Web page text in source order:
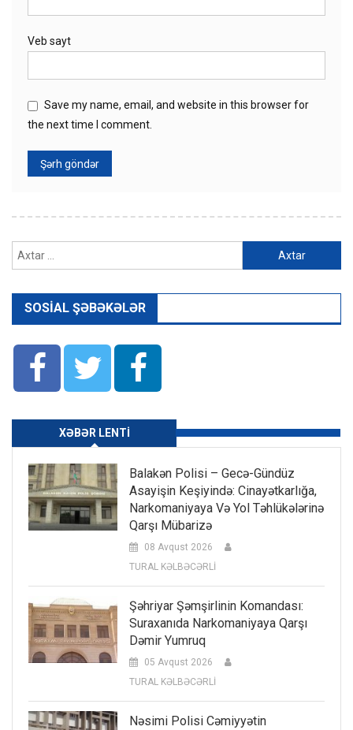
Veb sayt
Save my name, email, and website in this browser for
the next time I comment.
SOSIAL ŞƏBƏKƏLƏR
XƏBƏR LENTI
Balakən Polisi – Gecə-Gündüz
Asayişin Keşiyində: Cinayətkarlığa,
Narkomaniyaya Və Yol Təhlükələrinə
Qarşı Mübarizə
08 Avqust 2026
TURAL KƏLBƏCƏRLİ
Şəhriyar Şəmşirlinin Komandası:
Suraxanıda Narkomaniyaya Qarşı
Dəmir Yumruq
05 Avqust 2026
TURAL KƏLBƏCƏRLİ
Nəsimi Polisi Cəmiyyətin